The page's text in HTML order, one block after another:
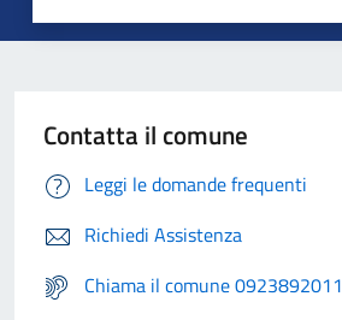
Contatta il comune
Leggi le domande frequenti
Richiedi Assistenza
Chiama il comune 0923892011